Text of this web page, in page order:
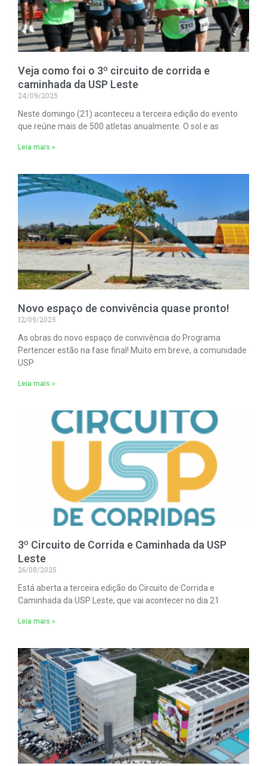
Veja como foi o 3º circuito de corrida e
caminhada da USP Leste
24/09/2025
Neste domingo (21) aconteceu a terceira edição do evento
que reúne mais de 500 atletas anualmente. O sol e as
Leia mais »
Novo espaço de convivência quase pronto!
12/09/2025
As obras do novo espaço de convivência do Programa
Pertencer estão na fase final! Muito em breve, a comunidade
USP
Leia mais »
3º Circuito de Corrida e Caminhada da USP
Leste
26/08/2025
Está aberta a terceira edição do Circuito de Corrida e
Caminhada da USP Leste, que vai acontecer no dia 21
Leia mais »